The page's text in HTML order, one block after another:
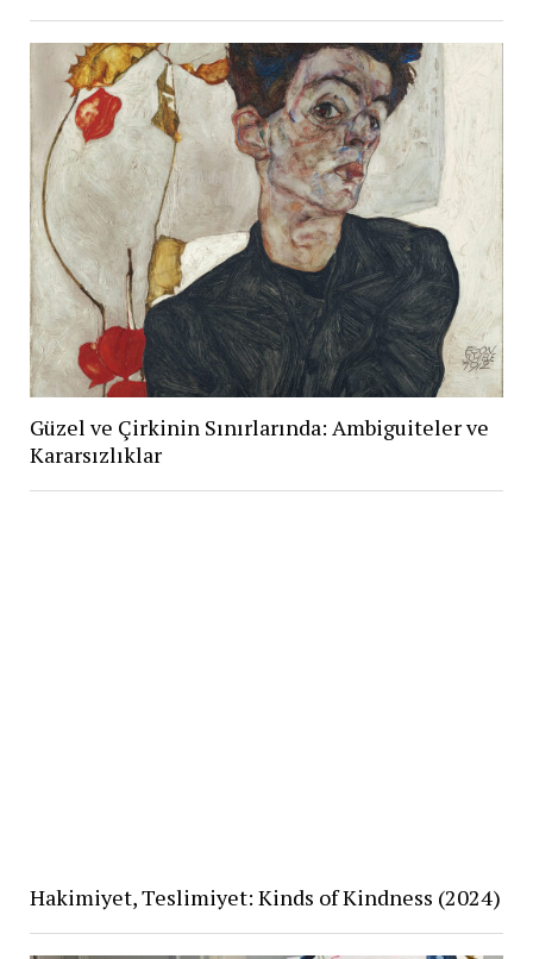
Güzel ve Çirkinin Sınırlarında: Ambiguiteler ve
Kararsızlıklar
Hakimiyet, Teslimiyet: Kinds of Kindness (2024)